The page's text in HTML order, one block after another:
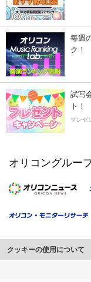
毎週
ク！
試写
ト！
プレゼ
オリコングルー
クッキーの使用について
このサイトでは Cookie